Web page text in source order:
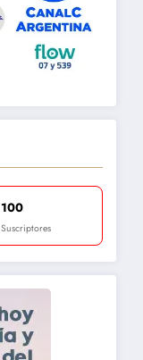
100
Suscriptores